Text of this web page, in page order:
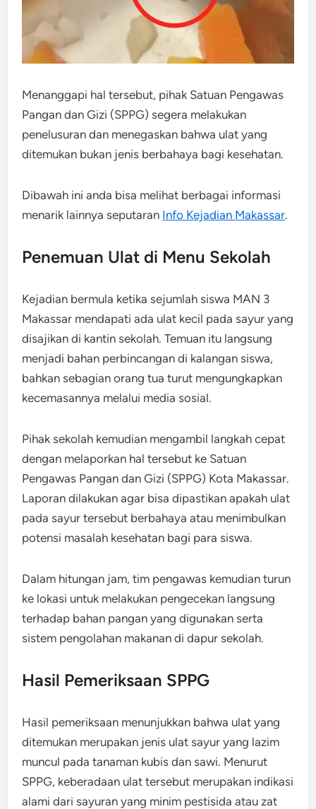
Menanggapi hal tersebut, pihak Satuan Pengawas
Pangan dan Gizi (SPPG) segera melakukan
penelusuran dan menegaskan bahwa ulat yang
ditemukan bukan jenis berbahaya bagi kesehatan.
Dibawah ini anda bisa melihat berbagai informasi
menarik lainnya seputaran Info Kejadian Makassar.
Penemuan Ulat di Menu Sekolah
Kejadian bermula ketika sejumlah siswa MAN 3
Makassar mendapati ada ulat kecil pada sayur yang
disajikan di kantin sekolah. Temuan itu langsung
menjadi bahan perbincangan di kalangan siswa,
bahkan sebagian orang tua turut mengungkapkan
kecemasannya melalui media sosial.
Pihak sekolah kemudian mengambil langkah cepat
dengan melaporkan hal tersebut ke Satuan
Pengawas Pangan dan Gizi (SPPG) Kota Makassar.
Laporan dilakukan agar bisa dipastikan apakah ulat
pada sayur tersebut berbahaya atau menimbulkan
potensi masalah kesehatan bagi para siswa.
Dalam hitungan jam, tim pengawas kemudian turun
ke lokasi untuk melakukan pengecekan langsung
terhadap bahan pangan yang digunakan serta
sistem pengolahan makanan di dapur sekolah.
Hasil Pemeriksaan SPPG
Hasil pemeriksaan menunjukkan bahwa ulat yang
ditemukan merupakan jenis ulat sayur yang lazim
muncul pada tanaman kubis dan sawi. Menurut
SPPG, keberadaan ulat tersebut merupakan indikasi
alami dari sayuran yang minim pestisida atau zat